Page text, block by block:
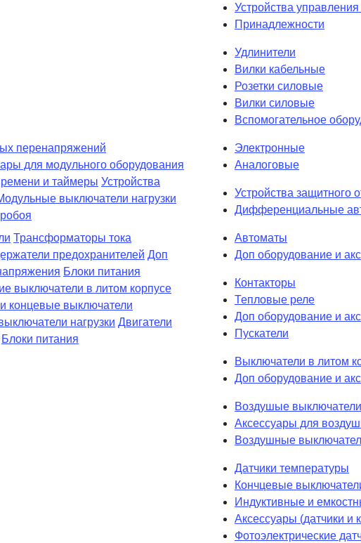
Устройства управления
Принадлежности
Удлинители
Вилки кабельные
Розетки силовые
Вилки силовые
Вспомогательное
перенапряжений
для модульного оборудования
и таймеры Устройства
выключатели нагрузки
Электронные
Аналоговые
Устройства защитного
Дифференциальные
Трансформаторы тока
предохранителей Доп
Блоки питания
выключатели в литом корпусе
концевые выключатели
нагрузки Двигатели
Блоки питания
Автоматы
Доп оборудование и
Контакторы
Тепловые реле
Доп оборудование и
Пускатели
Выключатели в литом
Доп оборудование и
Воздушые
Аксессуары для
Воздушные
Датчики температуры
Кончцевые
Индуктивные и
Аксессуары (датчики и
Фотоэлектрические